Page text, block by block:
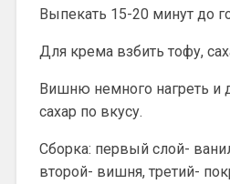
Выпекать 15-20 минут до
Для крема взбить тофу,
Вишню немного нагреть и
сахар по вкусу.
Сборка: первый слой-
второй- вишня, третий-